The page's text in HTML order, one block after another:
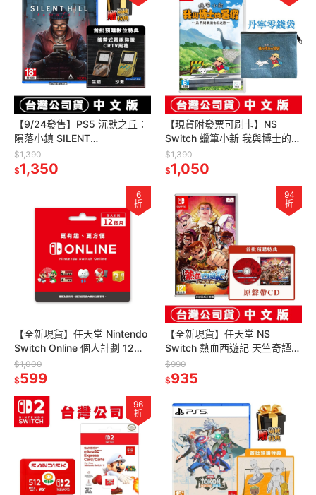
【9/24發售】PS5 沉默之丘：
隕落小鎮 SILENT
HILL:Townfall-中文版[夢遊館]
$1,390
$1,350
【現貨附發票可刷卡】NS
Switch 蠟筆小新 我與博士的暑
假 永不結束的七日之旅 -中文
版 [夢遊館]
$1,390
$1,050
6
折
【全新現貨】任天堂 Nintendo
Switch Online 個人計劃 12個
月 NSO會員實體序號卡[夢遊
館]
$1,000
$599
94
折
【全新現貨】任天堂 NS
Switch 熱血西遊記 天竺奇譚-
中文版 [夢遊館]
$990
$935
96
折